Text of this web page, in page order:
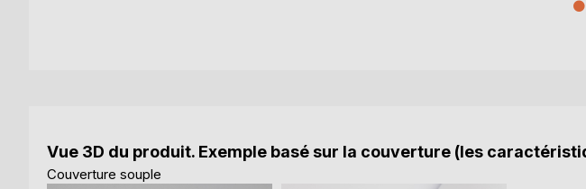
Vue 3D du produit. Exemple basé sur la couverture (les
Couverture souple